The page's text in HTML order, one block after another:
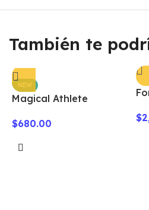
También te
NEW
Magical Athlete
$680.00
$